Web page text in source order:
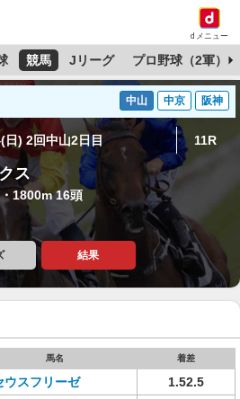
dメニュー
競馬 Jリーグ プロ野球（2軍）
中山 中京 阪神
日) 2回中山2日目 11R
ス
1800m 16頭
結果
馬名 着差
ウスフリーゼ
1.52.5